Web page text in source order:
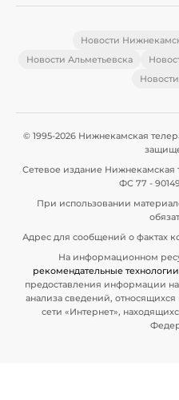
Новости
Новости Альметьевска
© 1995-2026 Нижнекамская
Сетевое издание
ФС 77 -
При использовании
Адрес для сообщений о фактах
На информационном
рекомендательные технологии
предоставления информации
анализа сведений,
сети «Интернет»,